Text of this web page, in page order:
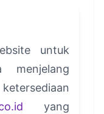
untuk
menjelang
yang